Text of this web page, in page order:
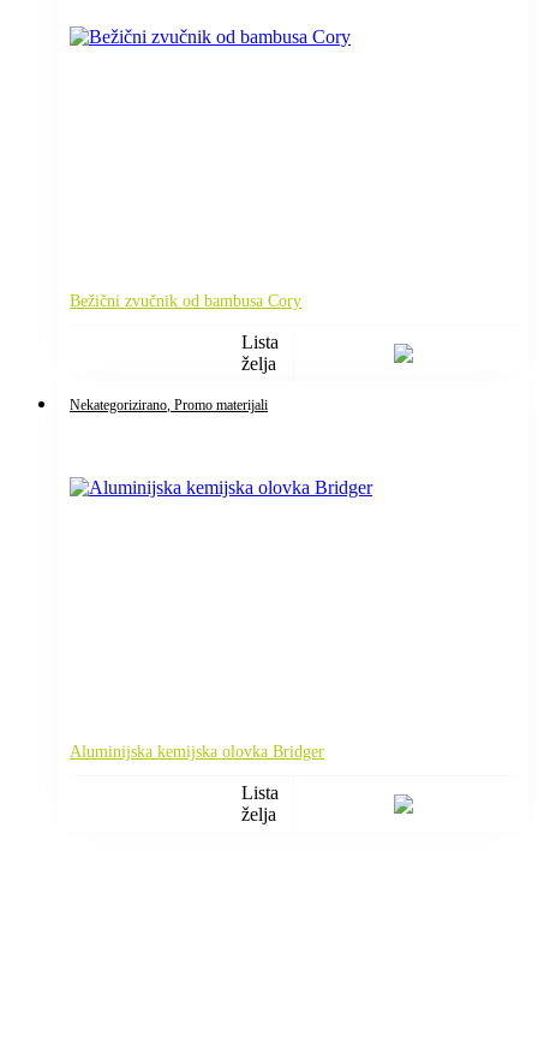
Bežični zvučnik od bambusa Cory
Lista
želja
Nekategorizirano , Promo materijali
Aluminijska kemijska olovka Bridger
Lista
želja